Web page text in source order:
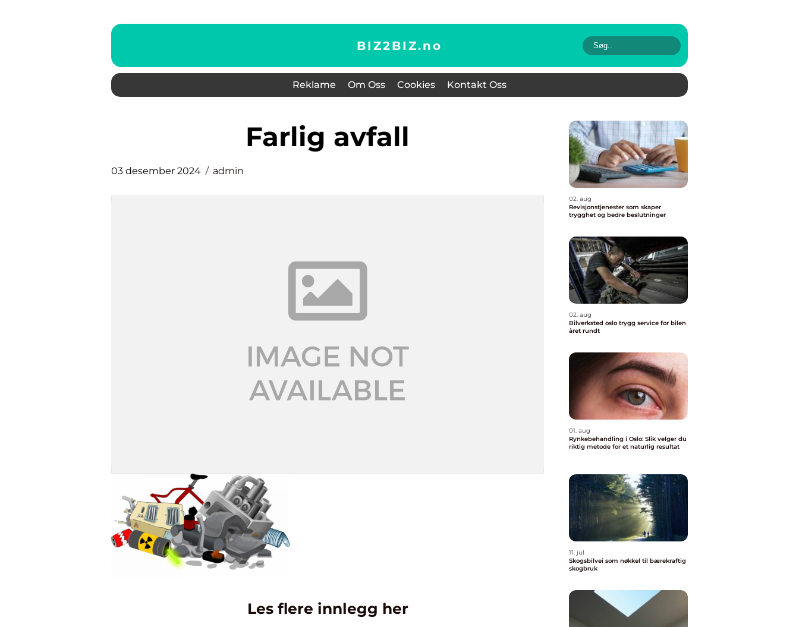
BIZ2BIZ.no
Reklame Om Oss Cookies Kontakt Oss
farlig avfall
03 desember 2024 admin
Les flere innlegg her
02. aug
Revisjonstjenester som skaper
trygghet og bedre beslutninger
02. aug
Bilverksted oslo trygg service for bilen
året rundt
01. aug
Rynkebehandling i Oslo: Slik velger du
riktig metode for et naturlig resultat
11. jul
Skogsbilvei som nøkkel til bærekraftig
skogbruk